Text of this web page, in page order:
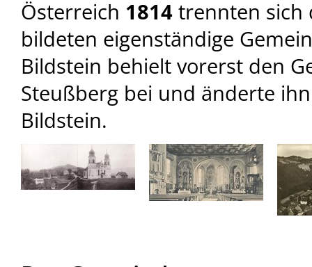
Österreich 1814 trennten sich
bildeten eigenständige
Bildstein behielt vorerst den
Steußberg bei und änderte
Bildstein.